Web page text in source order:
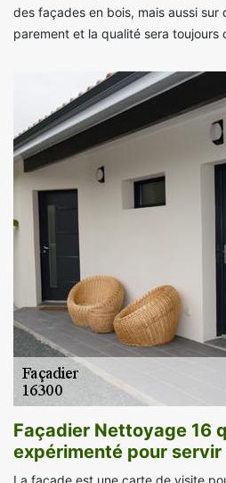
des façades en bois, mais aussi
parement et la qualité sera toujours
Façadier Nettoyage 16
expérimenté pour